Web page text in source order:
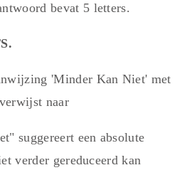
bevat 5 letters.
'Minder Kan Niet' met
naar
suggereert een absolute
verder gereduceerd kan